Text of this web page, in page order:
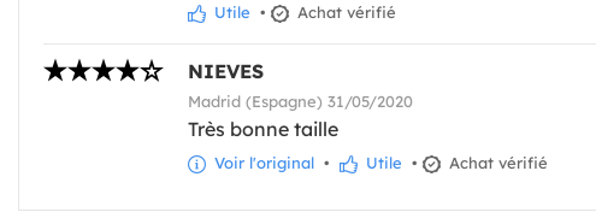
Utile • Achat vérifié
NIEVES
Madrid (Espagne) 31/05/2020
Très bonne taille
Voir l'original • Utile • Achat vérifié